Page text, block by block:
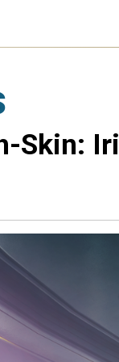
Skin: